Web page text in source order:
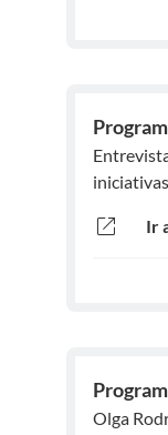
open_in_new Ir
Olga